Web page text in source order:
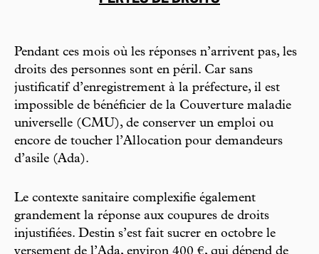
Pendant ces mois où les réponses n’arrivent pas, les
droits des personnes sont en péril. Car sans
justificatif d’enregistrement à la préfecture, il est
impossible de bénéficier de la Couverture maladie
universelle (CMU), de conserver un emploi ou
encore de toucher l’Al location pour demandeurs
d’asile (Ada).
Le contexte sanitaire complexifie également
grandement la réponse aux coupures de droits
injustifiées. Destin s’est fait sucrer en octobre le